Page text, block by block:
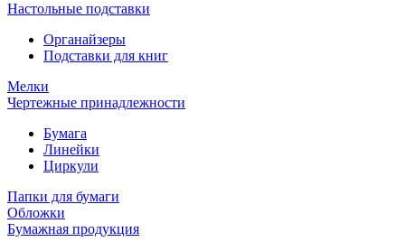
Настольные подставки
Органайзеры
Подставки для книг
Мелки
Чертежные принадлежности
Бумага
Линейки
Циркули
Папки для бумаги
Обложки
Бумажная продукция